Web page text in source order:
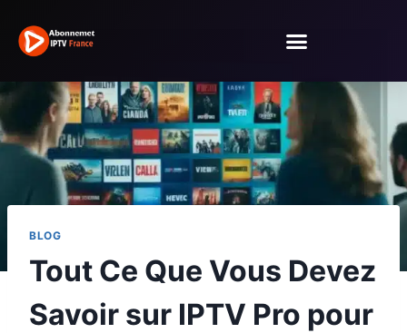
BLOG
Tout Ce Que Vous Devez
Savoir sur IPTV Pro pour